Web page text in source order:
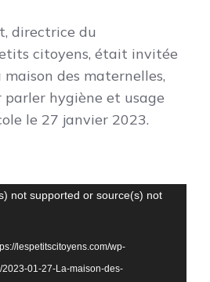
directrice du
citoyens, était invitée
maison des maternelles,
parler hygiène et usage
le 27 janvier 2023.
not supported or source(s) not
lespetitscitoyens.com/wp-
01-27-La-maison-des-